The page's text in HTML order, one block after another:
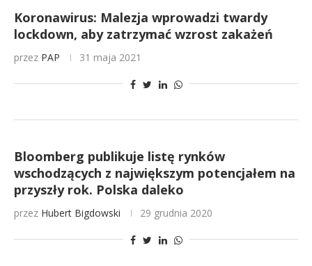
Koronawirus: Malezja wprowadzi twardy
lockdown, aby zatrzymać wzrost zakażeń
przez PAP 31 maja 2021
Bloomberg publikuje listę rynków
wschodzących z największym potencjałem na
przyszły rok. Polska daleko
przez Hubert Bigdowski 29 grudnia 2020